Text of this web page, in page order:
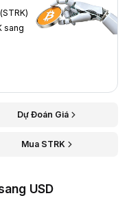
sang
Dự Đoán Giá
Mua STRK
USD